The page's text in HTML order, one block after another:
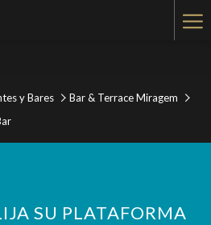
y Bares
Bar & Terrace Miragem
SU PLATAFORMA